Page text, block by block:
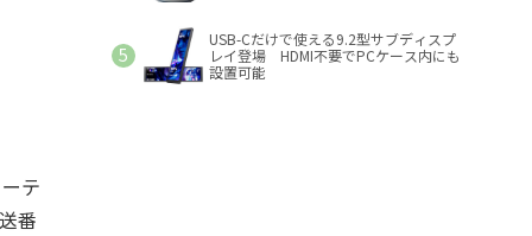
テ
番
USB-Cだけで使える9.2型サブディスプ
レイ登場 HDMI不要でPCケース内にも
設置可能